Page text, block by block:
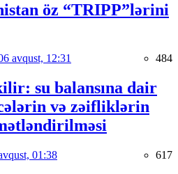
öz “TRIPP”lərini
avqust, 12:31 484
su balansına dair
və zəifliklərin
01:38 617